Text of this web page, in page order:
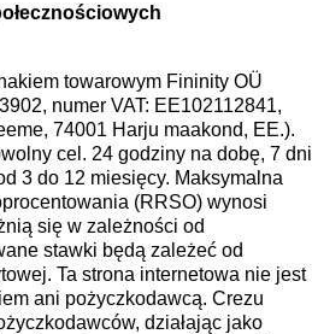
towarowym Fininity OÜ
numer VAT: EE102112841,
74001 Harju maakond, EE.).
cel. 24 godziny na dobę, 7 dni
3 do 12 miesięcy. Maksymalna
(RRSO) wynosi
się w zależności od
stawki będą zależeć od
Ta strona internetowa nie jest
ani pożyczkodawcą. Crezu
działając jako